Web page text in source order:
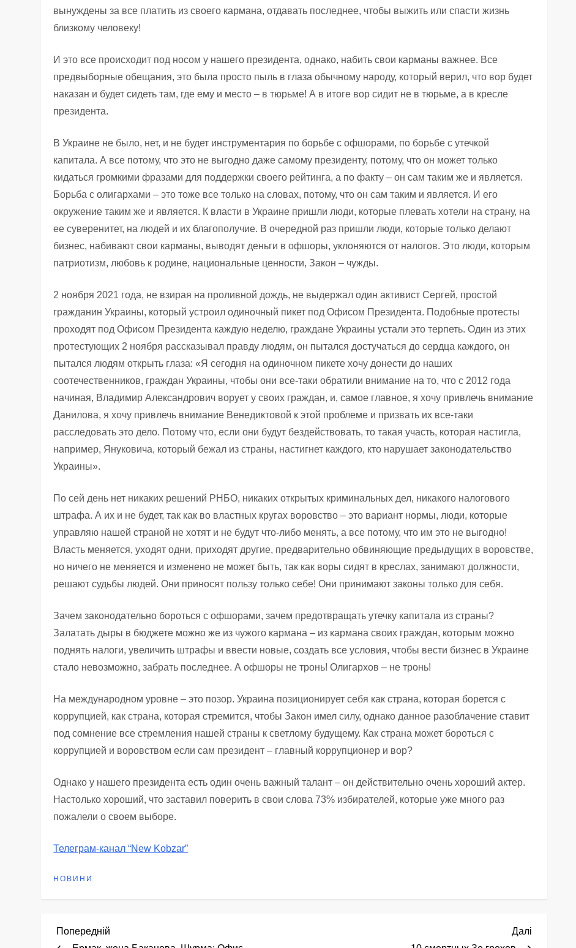
вынуждены за все платить из своего кармана, отдавать последнее, чтобы выжить или спасти жизнь
близкому человеку!
И это все происходит под носом у нашего президента, однако, набить свои карманы важнее. Все
предвыборные обещания, это была просто пыль в глаза обычному народу, который верил, что вор будет
наказан и будет сидеть там, где ему и место – в тюрьме! А в итоге вор сидит не в тюрьме, а в кресле
президента.
В Украине не было, нет, и не будет инструментария по борьбе с офшорами, по борьбе с утечкой
капитала. А все потому, что это не выгодно даже самому президенту, потому, что он может только
кидаться громкими фразами для поддержки своего рейтинга, а по факту – он сам таким же и является.
Борьба с олигархами – это тоже все только на словах, потому, что он сам таким и является. И его
окружение таким же и является. К власти в Украине пришли люди, которые плевать хотели на страну, на
ее суверенитет, на людей и их благополучие. В очередной раз пришли люди, которые только делают
бизнес, набивают свои карманы, выводят деньги в офшоры, уклоняются от налогов. Это люди, которым
патриотизм, любовь к родине, национальные ценности, Закон – чужды.
2 ноября 2021 года, не взирая на проливной дождь, не выдержал один активист Сергей, простой
гражданин Украины, который устроил одиночный пикет под Офисом Президента. Подобные протесты
проходят под Офисом Президента каждую неделю, граждане Украины устали это терпеть. Один из этих
протестующих 2 ноября рассказывал правду людям, он пытался достучаться до сердца каждого, он
пытался людям открыть глаза: «Я сегодня на одиночном пикете хочу донести до наших
соотечественников, граждан Украины, чтобы они все-таки обратили внимание на то, что с 2012 года
начиная, Владимир Александрович ворует у своих граждан, и, самое главное, я хочу привлечь внимание
Данилова, я хочу привлечь внимание Венедиктовой к этой проблеме и призвать их все-таки
расследовать это дело. Потому что, если они будут бездействовать, то такая участь, которая настигла,
например, Януковича, который бежал из страны, настигнет каждого, кто нарушает законодательство
Украины».
По сей день нет никаких решений РНБО, никаких открытых криминальных дел, никакого налогового
штрафа. А их и не будет, так как во властных кругах воровство – это вариант нормы, люди, которые
управляю нашей страной не хотят и не будут что-либо менять, а все потому, что им это не выгодно!
Власть меняется, уходят одни, приходят другие, предварительно обвиняющие предыдущих в воровстве,
но ничего не меняется и изменено не может быть, так как воры сидят в креслах, занимают должности,
решают судьбы людей. Они приносят пользу только себе! Они принимают законы только для себя.
Зачем законодательно бороться с офшорами, зачем предотвращать утечку капитала из страны?
Залатать дыры в бюджете можно же из чужого кармана – из кармана своих граждан, которым можно
поднять налоги, увеличить штрафы и ввести новые, создать все условия, чтобы вести бизнес в Украине
стало невозможно, забрать последнее. А офшоры не тронь! Олигархов – не тронь!
На международном уровне – это позор. Украина позиционирует себя как страна, которая борется с
коррупцией, как страна, которая стремится, чтобы Закон имел силу, однако данное разоблачение ставит
под сомнение все стремления нашей страны к светлому будущему. Как страна может бороться с
коррупцией и воровством если сам президент – главный коррупционер и вор?
Однако у нашего президента есть один очень важный талант – он действительно очень хороший актер.
Настолько хороший, что заставил поверить в свои слова 73% избирателей, которые уже много раз
пожалели о своем выборе.
Телеграм-канал “New Kobzar”
НОВИНИ
Н
Попередній
Попередній
Наступний
Далі